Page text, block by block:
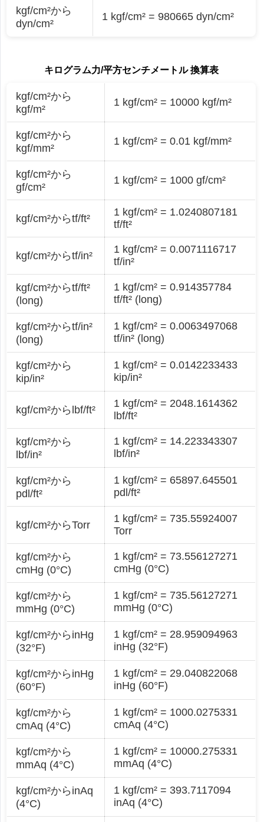
kgf/cm²から
dyn/cm²
1 kgf/cm² = 980665 dyn/cm²
キログラム力/平方センチメートル 換算表
kgf/cm²から
kgf/m²
1 kgf/cm² = 10000 kgf/m²
kgf/cm²から
kgf/mm²
1 kgf/cm² = 0.01 kgf/mm²
kgf/cm²から
gf/cm²
1 kgf/cm² = 1000 gf/cm²
kgf/cm²からtf/ft²
1 kgf/cm² = 1.0240807181
tf/ft²
kgf/cm²からtf/in²
1 kgf/cm² = 0.0071116717
tf/in²
kgf/cm²からtf/ft²
(long)
1 kgf/cm² = 0.914357784
tf/ft² (long)
kgf/cm²からtf/in²
(long)
1 kgf/cm² = 0.0063497068
tf/in² (long)
kgf/cm²から
kip/in²
1 kgf/cm² = 0.0142233433
kip/in²
kgf/cm²からlbf/ft²
1 kgf/cm² = 2048.1614362
lbf/ft²
kgf/cm²から
lbf/in²
1 kgf/cm² = 14.223343307
lbf/in²
kgf/cm²から
pdl/ft²
1 kgf/cm² = 65897.645501
pdl/ft²
kgf/cm²からTorr
1 kgf/cm² = 735.55924007
Torr
kgf/cm²から
cmHg (0°C)
1 kgf/cm² = 73.556127271
cmHg (0°C)
kgf/cm²から
mmHg (0°C)
1 kgf/cm² = 735.56127271
mmHg (0°C)
kgf/cm²からinHg
(32°F)
1 kgf/cm² = 28.959094963
inHg (32°F)
kgf/cm²からinHg
(60°F)
1 kgf/cm² = 29.040822068
inHg (60°F)
kgf/cm²から
cmAq (4°C)
1 kgf/cm² = 1000.0275331
cmAq (4°C)
kgf/cm²から
mmAq (4°C)
1 kgf/cm² = 10000.275331
mmAq (4°C)
kgf/cm²からinAq
(4°C)
1 kgf/cm² = 393.7117094
inAq (4°C)